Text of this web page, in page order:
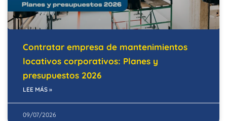
Contratar empresa de mantenimientos
locativos corporativos: Planes y
presupuestos 2026
LEE MÁS »
09/07/2026